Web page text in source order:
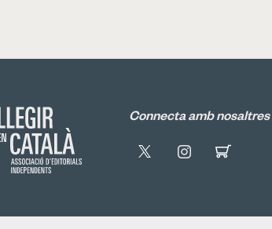
Connecta amb nosaltres